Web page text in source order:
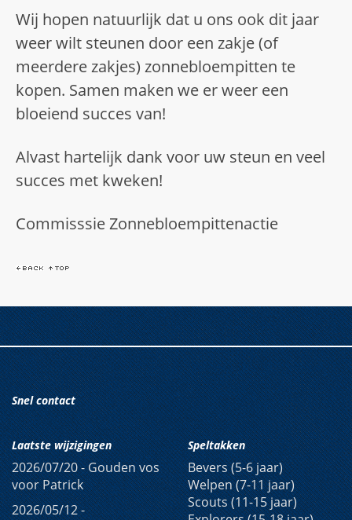
Wij hopen natuurlijk dat u ons ook dit jaar
weer wilt steunen door een zakje (of
meerdere zakjes) zonnebloempitten te
kopen. Samen maken we er weer een
bloeiend succes van!
Alvast hartelijk dank voor uw steun en veel
succes met kweken!
Commisssie Zonnebloempittenactie
Snel contact
Laatste wijzigingen
2026/07/20 -Gouden vos
voor Patrick
2026/05/12 -
Speltakken
Bevers (5-6 jaar)
Welpen (7-11 jaar)
Scouts (11-15 jaar)